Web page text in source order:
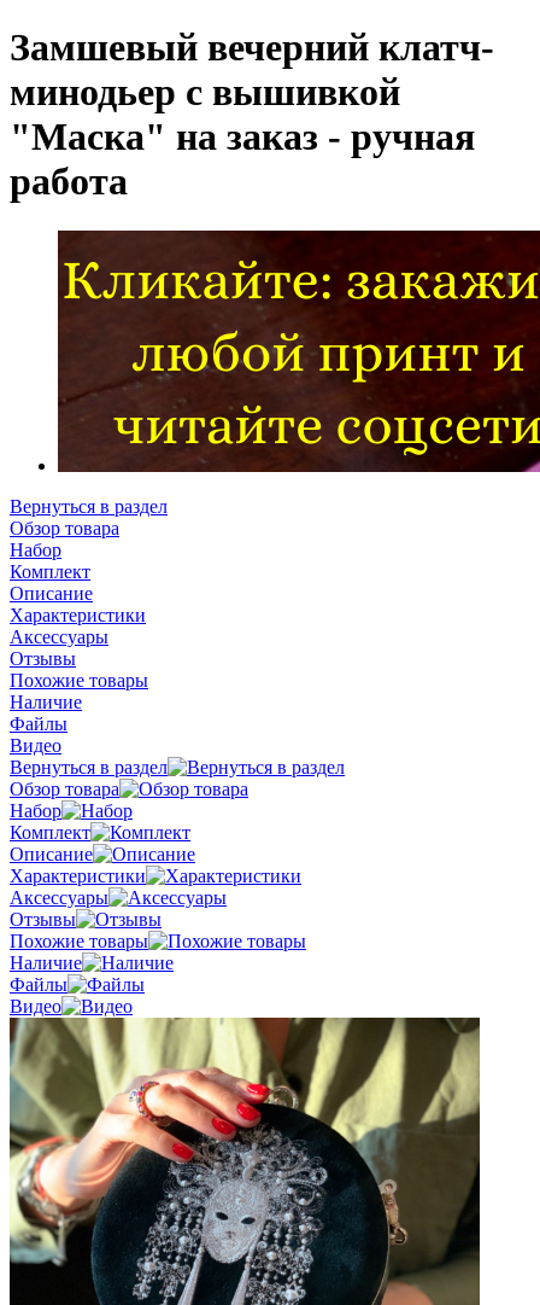
Замшевый вечерний клатч-
минодьер с вышивкой
"Маска" на заказ - ручная
работа
Вернуться в раздел
Обзор товара
Набор
Комплект
Описание
Характеристики
Аксессуары
Отзывы
Похожие товары
Наличие
Файлы
Видео
Вернуться в раздел
Обзор товара
Набор
Комплект
Описание
Характеристики
Аксессуары
Отзывы
Похожие товары
Наличие
Файлы
Видео